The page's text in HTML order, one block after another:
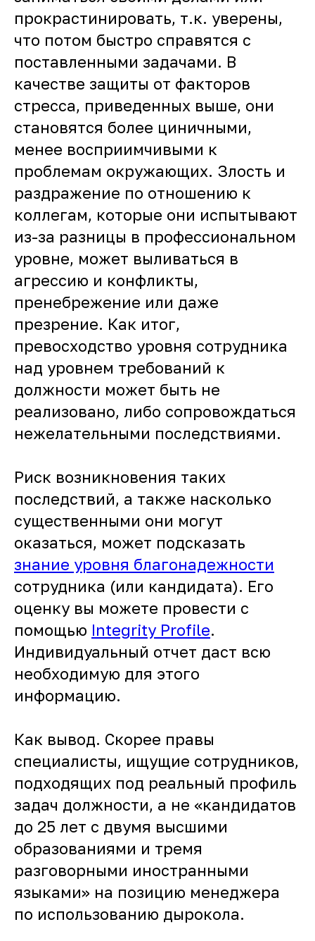
прокрастинировать, т.к. уверены,
что потом быстро справятся с
поставленными задачами. В
качестве защиты от факторов
стресса, приведенных выше, они
становятся более циничными,
менее восприимчивыми к
проблемам окружающих. Злость и
раздражение по отношению к
коллегам, которые они испытывают
из-за разницы в профессиональном
уровне, может выливаться в
агрессию и конфликты,
пренебрежение или даже
презрение. Как итог,
превосходство уровня сотрудника
над уровнем требований к
должности может быть не
реализовано, либо сопровождаться
нежелательными последствиями.
Риск возникновения таких
последствий, а также насколько
существенными они могут
оказаться, может подсказать
знание уровня благонадежности
сотрудника (или кандидата). Его
оценку вы можете провести с
помощью Integrity Profile.
Индивидуальный отчет даст всю
необходимую для этого
информацию.
Как вывод. Скорее правы
специалисты, ищущие сотрудников,
подходящих под реальный профиль
задач должности, а не «кандидатов
до 25 лет с двумя высшими
образованиями и тремя
разговорными иностранными
языками» на позицию менеджера
по использованию дырокола.